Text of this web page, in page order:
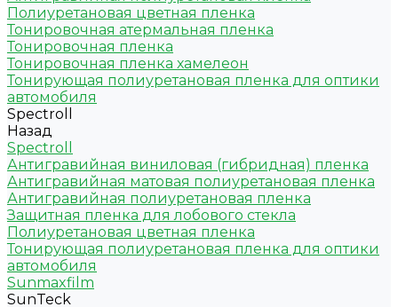
Полиуретановая цветная пленка
Тонировочная атермальная пленка
Тонировочная пленка
Тонировочная пленка хамелеон
Тонирующая полиуретановая пленка для оптики
автомобиля
Spectroll
Назад
Spectroll
Антигравийная виниловая (гибридная) пленка
Антигравийная матовая полиуретановая пленка
Антигравийная полиуретановая пленка
Защитная пленка для лобового стекла
Полиуретановая цветная пленка
Тонирующая полиуретановая пленка для оптики
автомобиля
Sunmaxfilm
SunTeck